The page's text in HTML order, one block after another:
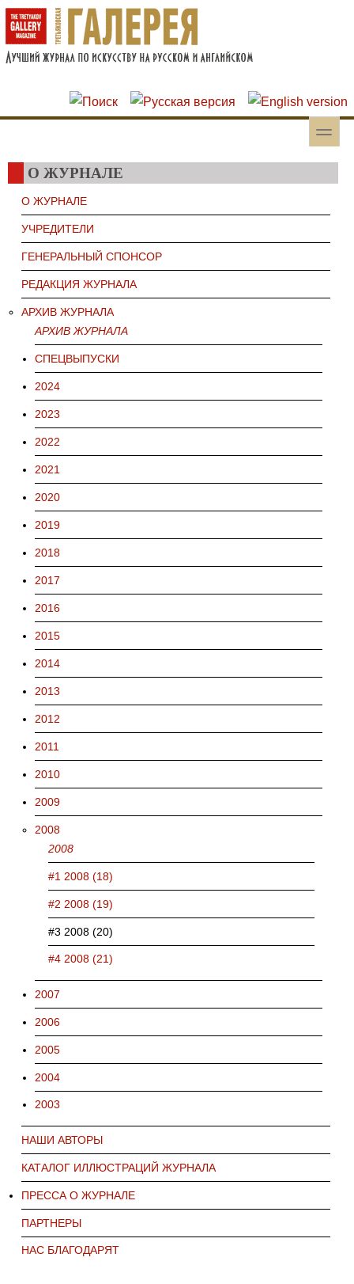
Перейти к основному содержанию
Skip to search
toggle
О ЖУРНАЛЕ
О ЖУРНАЛЕ
УЧРЕДИТЕЛИ
ГЕНЕРАЛЬНЫЙ СПОНСОР
РЕДАКЦИЯ ЖУРНАЛА
АРХИВ ЖУРНАЛА
АРХИВ ЖУРНАЛА
СПЕЦВЫПУСКИ
2024
2023
2022
2021
2020
2019
2018
2017
2016
2015
2014
2013
2012
2011
2010
2009
2008
2008
#1 2008 (18)
#2 2008 (19)
#3 2008 (20)
#4 2008 (21)
2007
2006
2005
2004
2003
НАШИ АВТОРЫ
КАТАЛОГ ИЛЛЮСТРАЦИЙ ЖУРНАЛА
ПРЕССА О ЖУРНАЛЕ
ПАРТНЕРЫ
НАС БЛАГОДАРЯТ